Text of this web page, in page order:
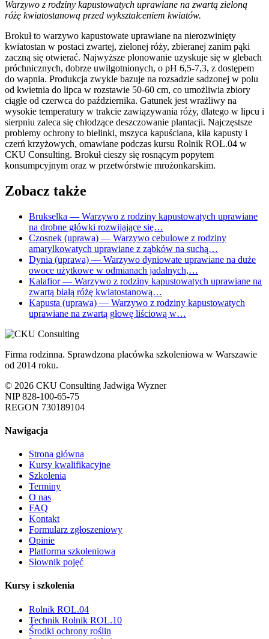
Warzywo z rodziny kapustowatych uprawiane na zwartą zieloną
różę kwiatostanową przed wykształceniem kwiatów.
Brokuł to warzywo kapustowate uprawiane na nierozwinięty
kwiatostan w postaci zwartej, zielonej róży, zbieranej zanim pąki
zaczną się otwierać. Najwyższe plonowanie uzyskuje się w glebach
próchnicznych, dobrze uwilgotnionych, o pH 6,5-7,3, z dostępem
do wapnia. Produkcja zwykle bazuje na rozsadzie sadzonej w polu
od kwietnia do lipca w rozstawie 50-60 cm, co umożliwia zbiory
ciągłe od czerwca do października. Gatunek jest wrażliwy na
wysokie temperatury w trakcie zawiązywania róży, dlatego w lipcu i
sierpniu zaleca się chłodzące deszczowanie plantacji. Najczęstsze
problemy ochrony to bielinki, mszyca kapuściana, kiła kapusty i
czerń krzyżowych, omawiane podczas kursu Rolnik ROL.04 w
CKU Consulting. Brokuł cieszy się rosnącym popytem
konsumpcyjnym oraz w przetwórstwie mrożonkarskim.
Zobacz także
Brukselka — Warzywo z rodziny kapustowatych uprawiane
na drobne główki rozwijające się…
Czosnek (uprawa) — Warzywo cebulowe z rodziny
amarylkowatych uprawiane z ząbków na suchą…
Dynia (uprawa) — Warzywo dyniowate uprawiane na duże
owoce użytkowe w odmianach jadalnych,…
Kalafior — Warzywo z rodziny kapustowatych uprawiane na
zwartą białą różę kwiatostanową…
Kapusta (uprawa) — Warzywo z rodziny kapustowatych
uprawiane na zwartą głowę liściową w…
Firma rodzinna. Sprawdzona placówka szkoleniowa w Warszawie
od 2014 roku.
© 2026 CKU Consulting Jadwiga Wyzner
NIP 828-100-65-75
REGON 730189104
Nawigacja
Strona główna
Kursy kwalifikacyjne
Szkolenia
Terminy
O nas
FAQ
Kontakt
Formularz zgłoszeniowy
Opinie
Platforma szkoleniowa
Słownik pojęć
Kursy i szkolenia
Rolnik ROL.04
Technik Rolnik ROL.10
Środki ochrony roślin